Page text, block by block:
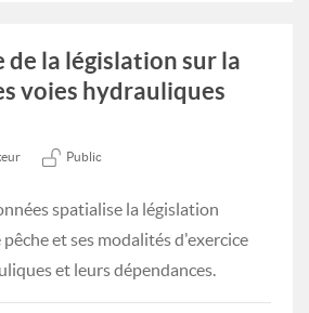
la législation sur la
voies hydrauliques
Public
spatialise la législation
et ses modalités d'exercice
et leurs dépendances.